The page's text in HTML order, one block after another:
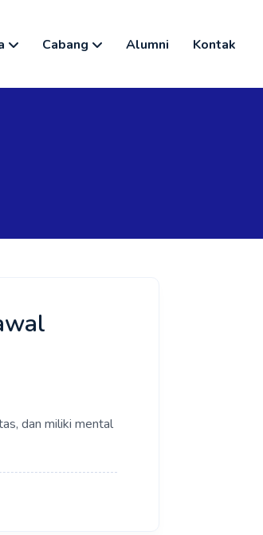
Cabang Alumni Kontak
dan miliki mental